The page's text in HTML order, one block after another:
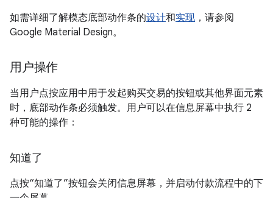
如需详细了解模态底部动作条的设计和实现 ，请参阅
Google Material Design。
用户操作
当用户点按应用中用于发起购买交易的按钮或其他界面元素
时，底部动作条必须触发。用户可以在信息屏幕中执行 2
种可能的操作：
知道了
点按“知道了”按钮会关闭信息屏幕，并启动付款流程中的下